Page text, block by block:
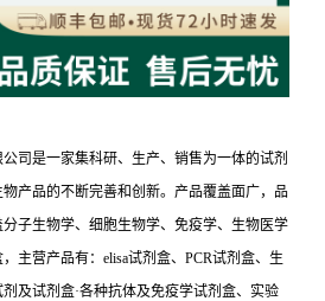
司是一家集科研、生产、销售为一体的试剂
产品的不断完善和创新。产品覆盖面广，品
子生物学、细胞生物学、免疫学、生物医学
主营产品有：elisa试剂盒、PCR试剂盒、生
及试剂盒·各种抗体及免疫学试剂盒、实验